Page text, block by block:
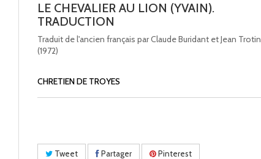
LE CHEVALIER AU LION (YVAIN).
TRADUCTION
Traduit de l'ancien français par Claude Buridant et Jean Trotin
(1972)
CHRETIEN DE TROYES
Tweet Partager Pinterest